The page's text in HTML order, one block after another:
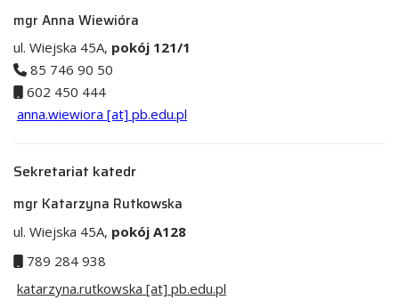
mgr Anna Wiewióra
ul. Wiejska 45A, pokój 121/1
85 746 90 50
602 450 444
anna.wiewiora [at] pb.edu.pl
Sekretariat katedr
mgr Katarzyna Rutkowska
ul. Wiejska 45A, pokój A128
789 284 938
katarzyna.rutkowska [at] pb.edu.pl